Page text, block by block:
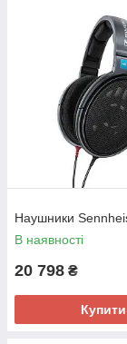
Наушники
В наявності
20 798 ₴
Купити